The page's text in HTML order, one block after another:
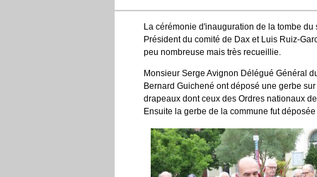
La cérémonie d'inauguration de la tombe
Président du comité de Dax et Luis Ruiz-
peu nombreuse mais très recueillie.
Monsieur Serge Avignon Délégué Général
Bernard Guichené ont déposé une gerbe
drapeaux dont ceux des Ordres nationaux
Ensuite la gerbe de la commune fut